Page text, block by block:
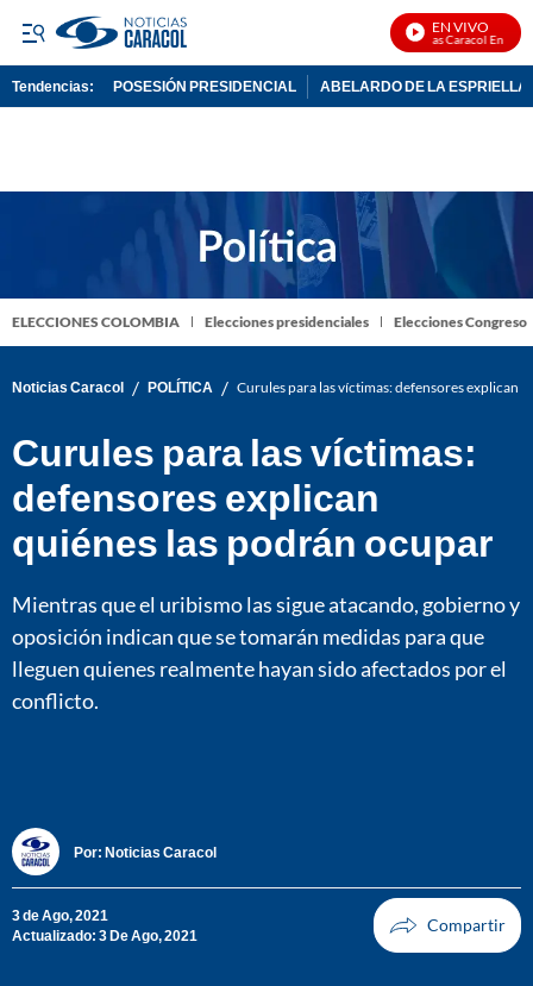
EN VIVO
Noticias Caracol En Vivo
Tendencias: POSESIÓN PRESIDENCIAL ABELARDO DE LA ESPRIELLA
ELECCIONES COLOMBIA Elecciones presidenciales Elecciones Congreso
Noticias Caracol / POLÍTICA / Curules para las víctimas: defensores explican
Curules para las víctimas:
defensores explican
quiénes las podrán ocupar
Mientras que el uribismo las sigue atacando, gobierno y
oposición indican que se tomarán medidas para que
lleguen quienes realmente hayan sido afectados por el
conflicto.
Por: Noticias Caracol
3 de Ago, 2021
Actualizado: 3 De Ago, 2021